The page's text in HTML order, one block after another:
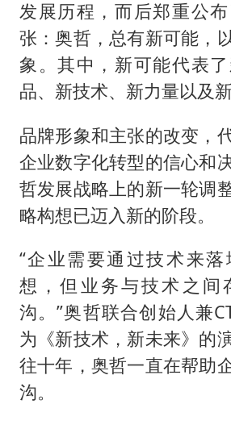
发展历程，而后郑重公
张：奥哲，总有新可能，
象。其中，新可能代表
品、新技术、新力量以及新
品牌形象和主张的改变，
企业数字化转型的信心和
哲发展战略上的新一轮调
略构想已迈入新的阶段。
“企业需要通过技术来
想，但业务与技术之间
沟。”奥哲联合创始人兼
为《新技术，新未来》的
往十年，奥哲一直在帮助
沟。